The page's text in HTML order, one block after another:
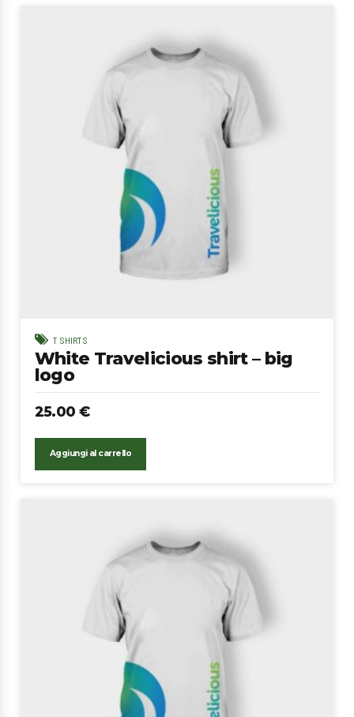
T SHIRTS
White Travelicious shirt – big
logo
25.00€
Aggiungi al carrello